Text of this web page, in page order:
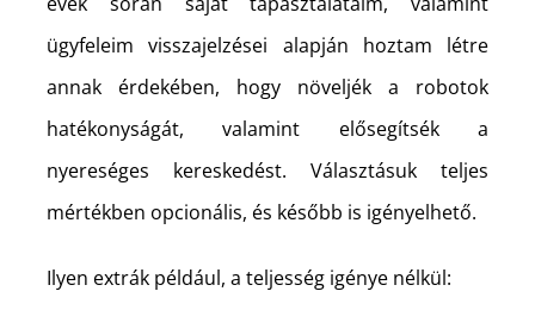
ügyfeleim visszajelzései alapján hoztam létre
annak érdekében, hogy növeljék a robotok
hatékonyságát, valamint elősegítsék a
nyereséges kereskedést. Választásuk teljes
mértékben opcionális, és később is igényelhető.
Ilyen extrák például, a teljesség igénye nélkül: